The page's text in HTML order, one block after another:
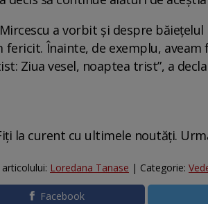
a vorbit și despre
fericit. Înainte, de exemplu,
Ziua vesel, noaptea trist”, a
la curent cu ultimele noutăți.
Loredana Tanase | Categorie:
Facebook